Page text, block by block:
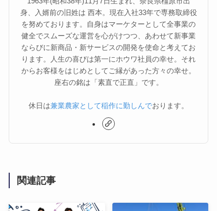
身、入婿前の旧姓は 西本。現在入社33年で専務取締役
を努めております。自身はマーケターとして全事業の
健全でスムーズな運営を心がけつつ、あわせて新事業
ならびに新商品・新サービスの開発を使命と考えてお
ります。人生の喜びは第一にホウワ社員の幸せ。それ
からお客様をはじめとしてご縁があった方々の幸せ。
座右の銘は「素直で正直」です。
休日は兼業農家として稲作に勤しんでおります。
関連記事